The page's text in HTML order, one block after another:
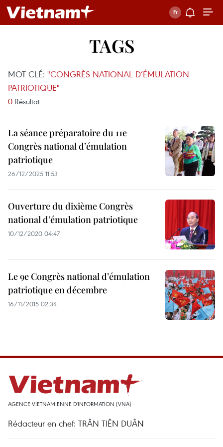
TAGS
MOT CLÉ: "CONGRÈS NATIONAL D’ÉMULATION
PATRIOTIQUE"
0 Résultat
La séance préparatoire du 11e
Congrès national d’émulation
patriotique
26/12/2025 11:53
Ouverture du dixième Congrès
national d’émulation patriotique
10/12/2020 04:47
Le 9e Congrès national d’émulation
patriotique en décembre
16/11/2015 02:34
AGENCE VIETNAMIENNE D'INFORMATION (VNA)
Rédacteur en chef: TRÂN TIÊN DUÂN